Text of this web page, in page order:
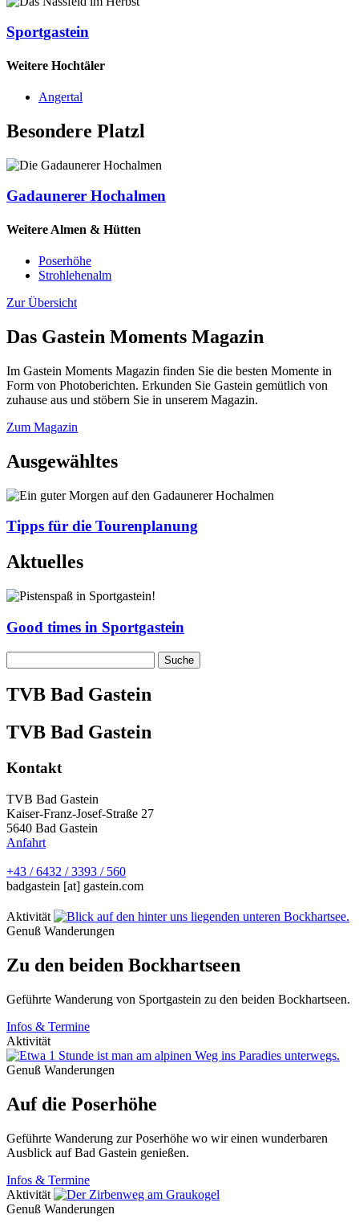
Sportgastein
Weitere Hochtäler
Angertal
Besondere Platzl
Gadaunerer Hochalmen
Weitere Almen & Hütten
Poserhöhe
Strohlehenalm
Zur Übersicht
Das Gastein Moments Magazin
Im Gastein Moments Magazin finden Sie die besten Momente in
Form von Photoberichten. Erkunden Sie Gastein gemütlich von
zuhause aus und stöbern Sie in unserem Magazin.
Zum Magazin
Ausgewähltes
Tipps für die Tourenplanung
Aktuelles
Good times in Sportgastein
TVB Bad Gastein
TVB Bad Gastein
Kontakt
TVB Bad Gastein
Kaiser-Franz-Josef-Straße 27
5640 Bad Gastein
Anfahrt
+43 / 6432 / 3393 / 560
badgastein [at] gastein.com
Aktivität
Genuß Wanderungen
Zu den beiden Bockhartseen
Geführte Wanderung von Sportgastein zu den beiden Bockhartseen.
Infos & Termine
Aktivität
Genuß Wanderungen
Auf die Poserhöhe
Geführte Wanderung zur Poserhöhe wo wir einen wunderbaren
Ausblick auf Bad Gastein genießen.
Infos & Termine
Aktivität
Genuß Wanderungen